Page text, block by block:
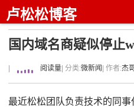
卢松松博客
国内域名商疑似停止
阅读量 | 分类:微新闻 | 作者:杰
最近松松团队负责技术的同